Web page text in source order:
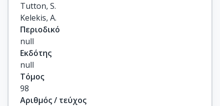
Tutton, S.
Kelekis, A.
Περιοδικό
null
Εκδότης
null
Τόμος
98
Αριθμός / τεύχος